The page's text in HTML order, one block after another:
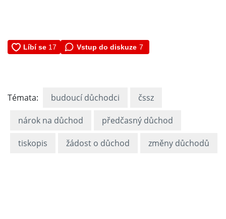
Vstup do diskuze 7
Témata: budoucí důchodci čssz
nárok na důchod předčasný důchod
tiskopis žádost o důchod změny důchodů